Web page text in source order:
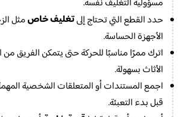
مسؤولية التغليف نفسه.
حدد القطع التي تحتاج إلىتغليف خاصمثل
الأجهزة الحساسة.
اترك ممرًا مناسبًا للحركة حتى يتمكن الفريق من
الأثاث بسهولة.
اجمع المستندات أو المتعلقات الشخصية
قبل بدء التعبئة.